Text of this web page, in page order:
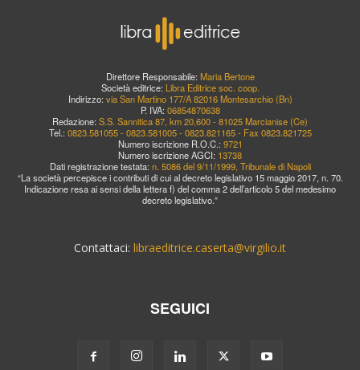
Direttore Responsabile: Maria Bertone
Società editrice: Libra Editrice soc. coop.
Indirizzo: via San Martino 177/A 82016 Montesarchio (Bn)
P. IVA: 06854870638
Redazione: S.S. Sannitica 87, km 20,600 - 81025 Marcianise (Ce)
Tel.: 0823.581055 - 0823.581005 - 0823.821165 - Fax 0823.821725
Numero iscrizione R.O.C.: 9721
Numero iscrizione AGCI: 13738
Dati registrazione testata: n. 5086 del 9/11/1999, Tribunale di Napoli
“La società percepisce i contributi di cui al decreto legislativo 15 maggio 2017, n. 70.
Indicazione resa ai sensi della lettera f) del comma 2 dell’articolo 5 del medesimo
decreto legislativo.”
Contattaci: libraeditrice.caserta@virgilio.it
SEGUICI